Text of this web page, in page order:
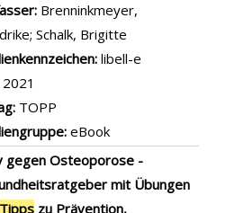
Brenninkmeyer,
; Schalk, Brigitte
libell-e
2021
TOPP
eBook
gegen Osteoporose -
mit Übungen
Tipps zu Prävention,